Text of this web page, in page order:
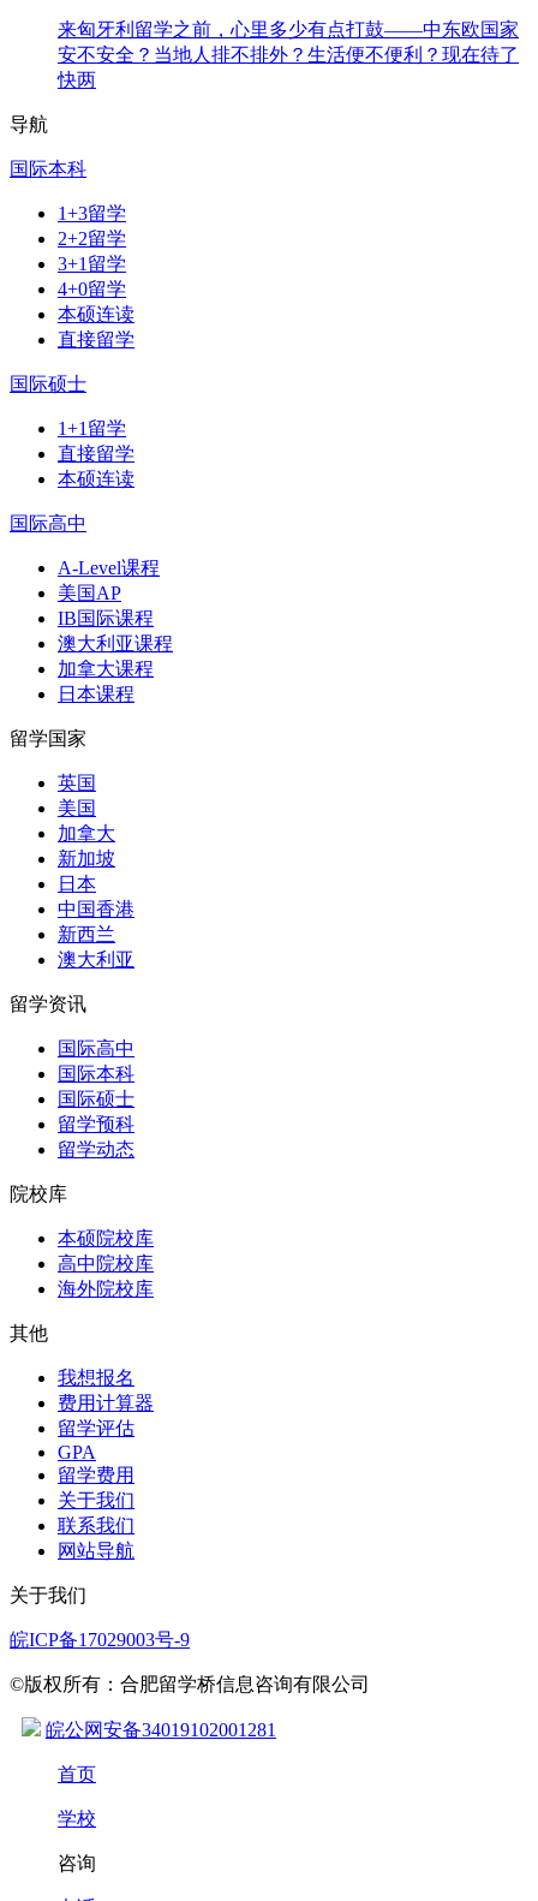
来匈牙利留学之前，心里多少有点打鼓——中东欧国家
安不安全？当地人排不排外？生活便不便利？现在待了
快两
导航
国际本科
1+3留学
2+2留学
3+1留学
4+0留学
本硕连读
直接留学
国际硕士
1+1留学
直接留学
本硕连读
国际高中
A-Level课程
美国AP
IB国际课程
澳大利亚课程
加拿大课程
日本课程
留学国家
英国
美国
加拿大
新加坡
日本
中国香港
新西兰
澳大利亚
留学资讯
国际高中
国际本科
国际硕士
留学预科
留学动态
院校库
本硕院校库
高中院校库
海外院校库
其他
我想报名
费用计算器
留学评估
GPA
留学费用
关于我们
联系我们
网站导航
关于我们
皖ICP备17029003号-9
©版权所有：合肥留学桥信息咨询有限公司
皖公网安备34019102001281
首页
学校
咨询